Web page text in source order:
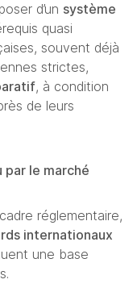
d’un système
quasi
souvent déjà
strictes,
, à condition
de leurs
le marché
réglementaire,
internationaux
une base